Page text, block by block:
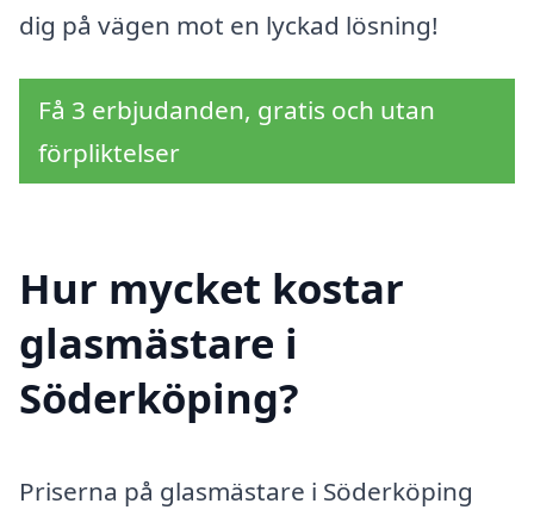
dig på vägen mot en lyckad lösning!
Få 3 erbjudanden, gratis och utan
förpliktelser
Hur mycket kostar
glasmästare i
Söderköping?
Priserna på glasmästare i Söderköping